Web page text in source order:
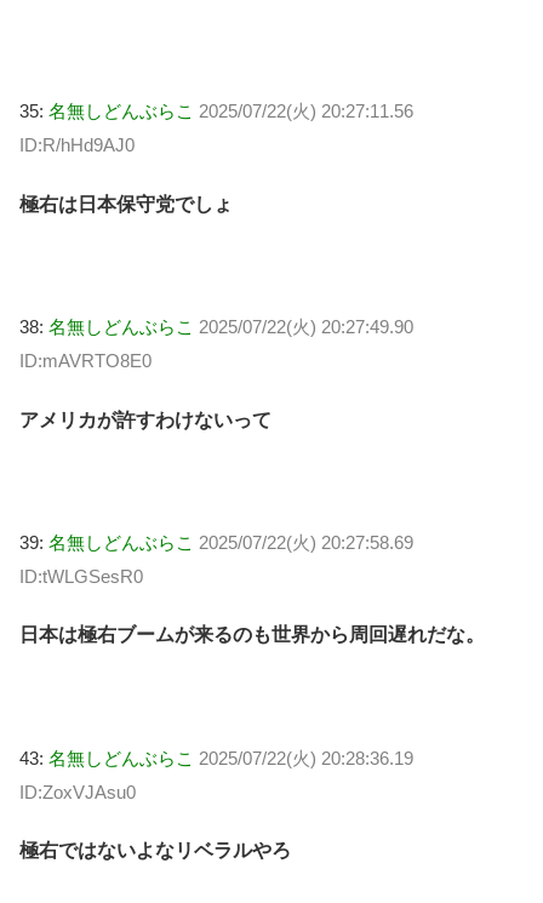
35: 名無しどんぶらこ 2025/07/22(火) 20:27:11.56
ID:R/hHd9AJ0
極右は日本保守党でしょ
38: 名無しどんぶらこ 2025/07/22(火) 20:27:49.90
ID:mAVRTO8E0
アメリカが許すわけないって
39: 名無しどんぶらこ 2025/07/22(火) 20:27:58.69
ID:tWLGSesR0
日本は極右ブームが来るのも世界から周回遅れだな。
43: 名無しどんぶらこ 2025/07/22(火) 20:28:36.19
ID:ZoxVJAsu0
極右ではないよなリベラルやろ